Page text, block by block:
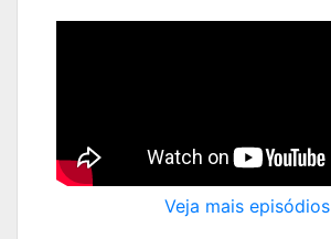
Veja mais episódios